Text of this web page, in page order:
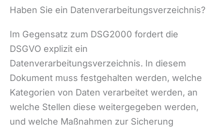
Haben Sie ein Datenverarbeitungsverzeichnis?
Im Gegensatz zum DSG2000 fordert die
DSGVO explizit ein
Datenverarbeitungsverzeichnis. In diesem
Dokument muss festgehalten werden, welche
Kategorien von Daten verarbeitet werden, an
welche Stellen diese weitergegeben werden,
und welche Maßnahmen zur Sicherung